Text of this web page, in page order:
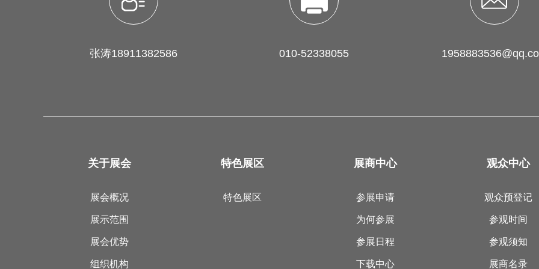
张涛18911382586 010-52338055
关于展会
展会概况
展示范围
展会优势
组织机构
特色展区
特色展区
展商中心
参展申请
为何参展
参展日程
下载中心
观众中心
观众预登记
参观时间
参观须知
展商名录